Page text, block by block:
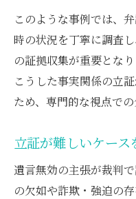
このような事例では、
時の状況を丁寧に調査
の証拠収集が重要とな
こうした事実関係の立
ため、専門的な視点での
立証が難しいケー
遺言無効の主張が裁判
の欠如や詐欺・強迫の